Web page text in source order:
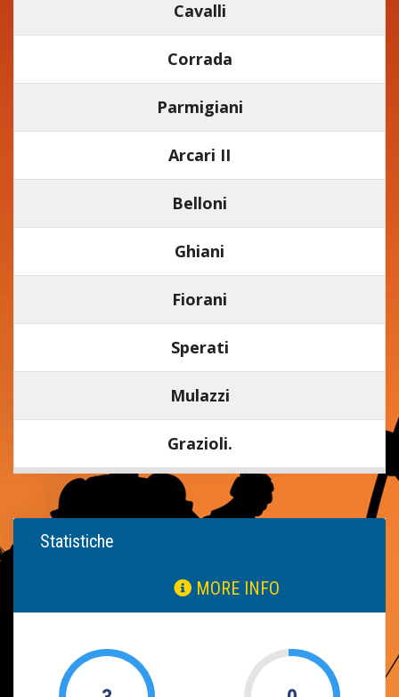
Cavalli
Corrada
Parmigiani
Arcari II
Belloni
Ghiani
Fiorani
Sperati
Mulazzi
Grazioli.
Statistiche
MORE INFO